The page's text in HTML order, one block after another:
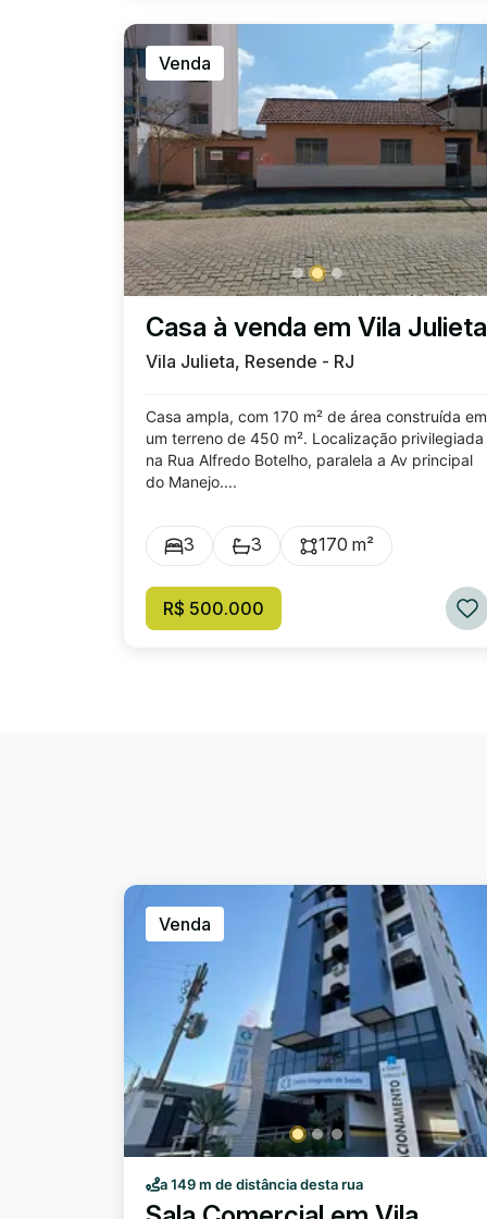
Venda
Casa à venda em Vila Julieta
Vila Julieta, Resende - RJ
Casa ampla, com 170 m² de área construída em
um terreno de 450 m². Localização privilegiada
na Rua Alfredo Botelho, paralela a Av principal
do Manejo....
3 3 170 m²
R$ 500.000
Venda
a 149 m de distância desta rua